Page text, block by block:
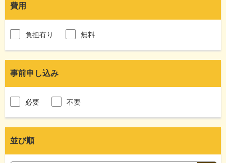
費用
負担有り 無料
事前申し込み
必要 不要
並び順